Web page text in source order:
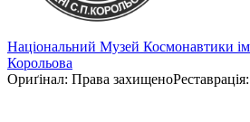
Національний Музей Космонавтики
Корольова
Ориґінал: Права захищеноРеставрація: